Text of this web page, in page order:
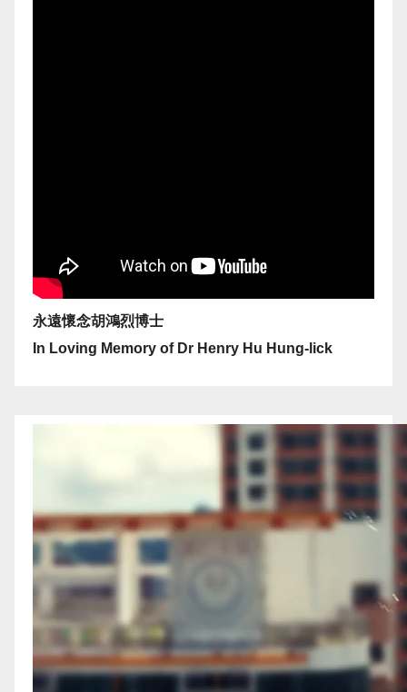
永遠懷念胡鴻烈博士
In Loving Memory of Dr Henry Hu Hung-lick